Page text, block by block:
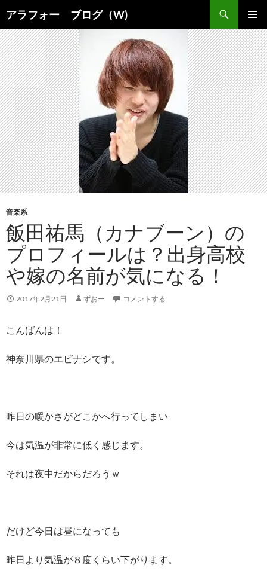
ン
テ
ン
ツ
へ
ス
キ
ッ
プ
アラフォー ブログ（W)
索
メインメ
ニュー
音楽系
飯田祐馬（カナブーン）の
プロフィールは？出身高校
や嫁の名前が気になる！
2017年2月21日 ずおー コメントする
こんばんは！
神奈川県のエビナシです。
昨日の暖かさがどこかへ行ってしまい
今は気温が非常に低く感じます。
それは夜中だからだろうｗ
だけど今日は昼になっても
昨日より気温が８度くらい下がります。